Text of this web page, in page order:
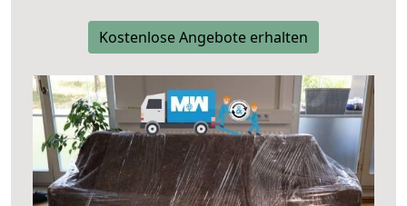
Kostenlose Angebote erhalten